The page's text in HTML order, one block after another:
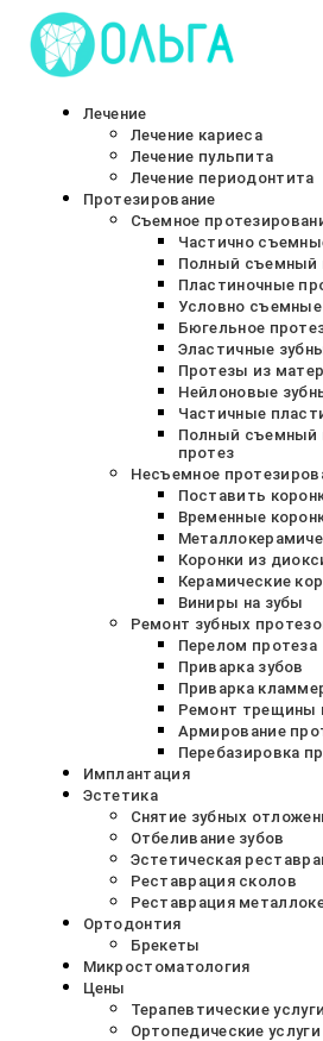
Сеть стоматологических
Лечение
Лечение кариеса
Лечение пульпита
Лечение периодонтита
Протезирование
Съемное
Частично
Полный съемный
Пластиночные
Условно
Бюгельное
Эластичные
Протезы из
Нейлоновые
Частичные
Полный съемный
протез
Несъемное
Поставить
Временные
Коронки из
Керамические
Виниры на зубы
Ремонт зубных
Перелом протеза
Приварка зубов
Приварка
Ремонт трещины
Армирование
Перебазировка
Имплантация
Эстетика
Снятие зубных
Отбеливание зубов
Эстетическая
Реставрация сколов
Реставрация
Ортодонтия
Брекеты
Микростоматология
Цены
Терапевтические услуги
Ортопедические услуги